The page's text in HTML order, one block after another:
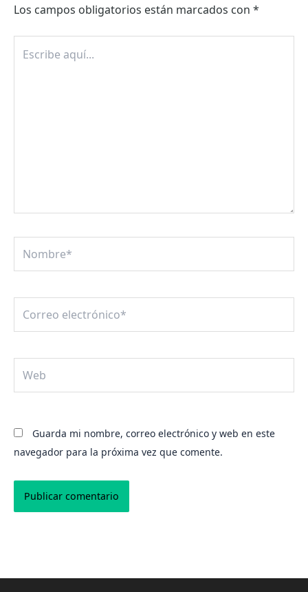
Los campos obligatorios están marcados con *
aquí...
electrónico*
Guarda mi nombre, correo electrónico y web en este
navegador para la próxima vez que comente.